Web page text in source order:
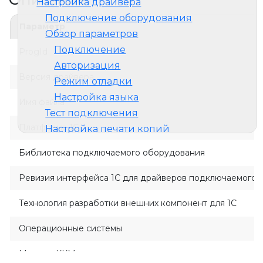
3.3
2.2
2.5
печать
печать
Подключение оборудования
Обзор параметров
Подключение
Авторизация
Режим отладки
Настройка языка
Тест подключения
Настройка печати копий
Параметр
Версия драйвера
Имя файла
Платформа 1С
Библиотека подключаемого оборудования
Ревизия интерфейса 1C для драйверов подключаемого
Технология разработки внешних компонент для 1С
Операционные системы
Модели ККМ